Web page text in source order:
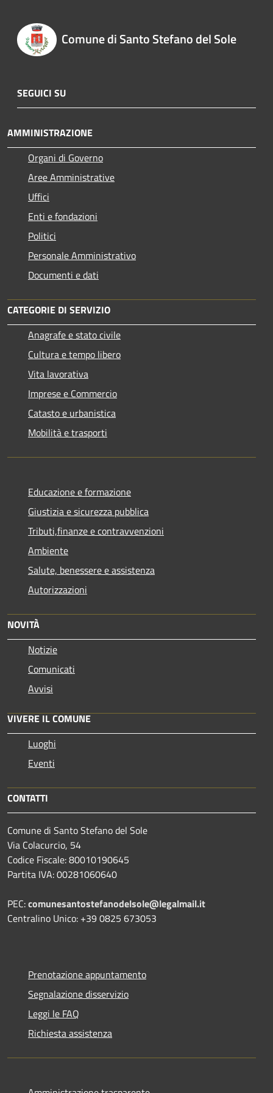
Comune di Santo Stefano del Sole
SEGUICI SU
AMMINISTRAZIONE
Organi di Governo
Aree Amministrative
Uffici
Enti e fondazioni
Politici
Personale Amministrativo
Documenti e dati
CATEGORIE DI SERVIZIO
Anagrafe e stato civile
Cultura e tempo libero
Vita lavorativa
Imprese e Commercio
Catasto e urbanistica
Mobilità e trasporti
Educazione e formazione
Giustizia e sicurezza pubblica
Tributi,finanze e contravvenzioni
Ambiente
Salute, benessere e assistenza
Autorizzazioni
NOVITÀ
Notizie
Comunicati
Avvisi
VIVERE IL COMUNE
Luoghi
Eventi
CONTATTI
Comune di Santo Stefano del Sole
Via Colacurcio, 54
Codice Fiscale: 80010190645
Partita IVA: 00281060640
PEC:comunesantostefanodelsole@legalmail.it
Centralino Unico: +39 0825 673053
Prenotazione appuntamento
Segnalazione disservizio
Leggi le FAQ
Richiesta assistenza